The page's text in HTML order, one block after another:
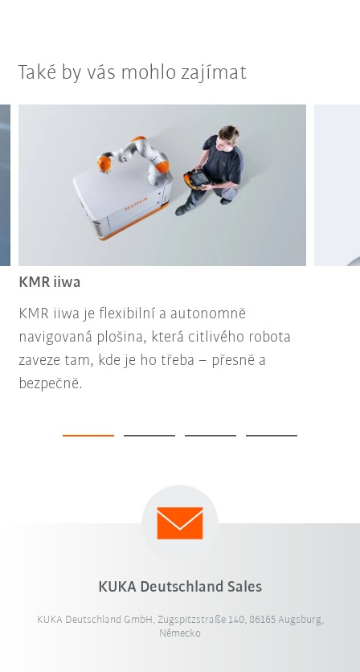
Také by vás mohlo zajímat
KMR iiwa
KMR iiwa je flexibilní a autonomně
navigovaná plošina, která citlivého robota
zaveze tam, kde je ho třeba – přesně a
bezpečně.
KUKA Deutschland Sales
KUKA Deutschland GmbH, Zugspitzstraße 140, 86165 Augsburg,
Německo